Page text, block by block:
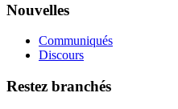
Nouvelles
Communiqués
Discours
Restez branchés